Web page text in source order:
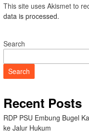
This site uses Akismet to
data is processed.
Search
Search
Recent Posts
RDP PSU Embung Bugel
ke Jalur Hukum